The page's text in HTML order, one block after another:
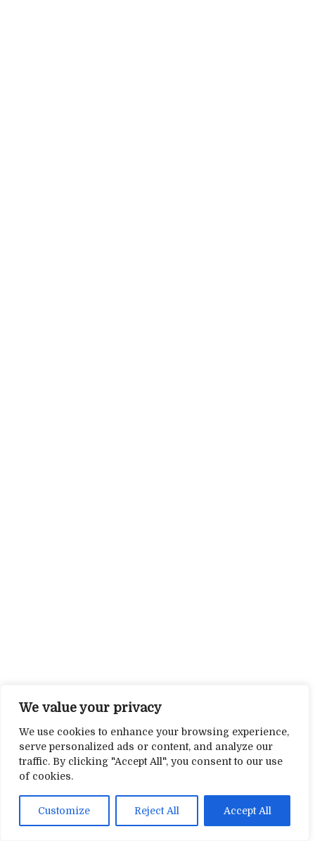
We value your privacy
We use cookies to enhance your browsing experience,
serve personalized ads or content, and analyze our
traffic. By clicking "Accept All", you consent to our use
of cookies.
Customize Reject All Accept All